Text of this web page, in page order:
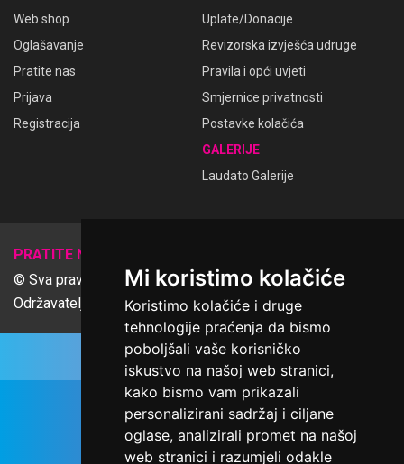
Mi koristimo kolačiće
Koristimo kolačiće i druge
tehnologije praćenja da bismo
poboljšali vaše korisničko
iskustvo na našoj web stranici,
kako bismo vam prikazali
personalizirani sadržaj i ciljane
oglase, analizirali promet na našoj
web stranici i razumjeli odakle
Web shop
Oglašavanje
Pratite nas
Prijava
Registracija
Uplate/Donacije
Revizorska izvješća udruge
Pravila i opći uvjeti
Smjernice privatnosti
Postavke kolačića
GALERIJE
Laudato Galerije
PRATITE NAS
© Sva prava pridržana Udruga Ime dobrote
Održavatelj Netcom d.o.o., Riva 6, Rijeka